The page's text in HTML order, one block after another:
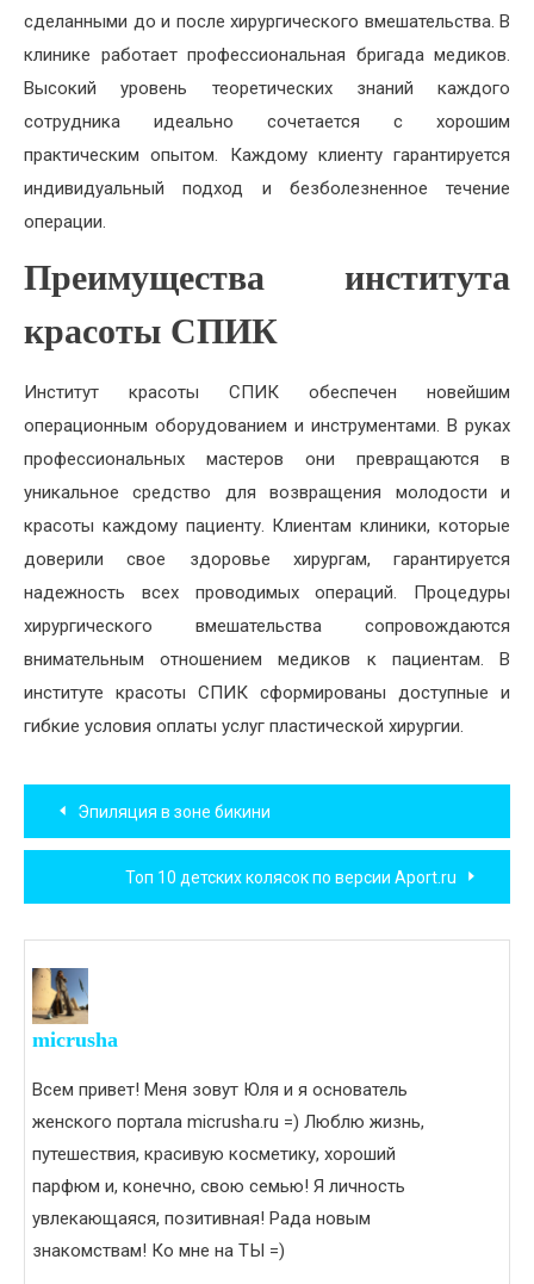
сделанными до и после хирургического вмешательства. В
клинике работает профессиональная бригада медиков.
Высокий уровень теоретических знаний каждого
сотрудника идеально сочетается с хорошим
практическим опытом. Каждому клиенту гарантируется
индивидуальный подход и безболезненное течение
операции.
Преимущества института
красоты СПИК
Институт красоты СПИК обеспечен новейшим
операционным оборудованием и инструментами. В руках
профессиональных мастеров они превращаются в
уникальное средство для возвращения молодости и
красоты каждому пациенту. Клиентам клиники, которые
доверили свое здоровье хирургам, гарантируется
надежность всех проводимых операций. Процедуры
хирургического вмешательства сопровождаются
внимательным отношением медиков к пациентам. В
институте красоты СПИК сформированы доступные и
гибкие условия оплаты услуг пластической хирургии.
Навигация
по
записям
Эпиляция в зоне бикини
Топ 10 детских колясок по версии Aport.ru
micrusha
Всем привет! Меня зовут Юля и я основатель
женского портала micrusha.ru =) Люблю жизнь,
путешествия, красивую косметику, хороший
парфюм и, конечно, свою семью! Я личность
увлекающаяся, позитивная! Рада новым
знакомствам! Ко мне на ТЫ =)